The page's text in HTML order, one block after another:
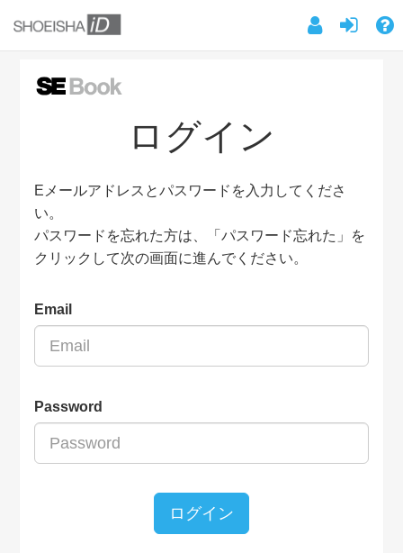
ログイン
Eメールアドレスとパスワードを入力してくださ
い。
パスワードを忘れた方は、「パスワード忘れた」を
クリックして次の画面に進んでください。
Email
Password
ログイン